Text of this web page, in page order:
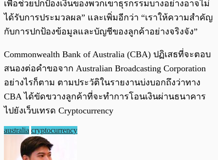
เพื่อช่วยปกป้องเงินของพวกเขาธุรกรรมบางอย่างอาจไม่
ได้รับการประมวลผล” และเพิ่มอีกว่า “เราให้ความสำคัญ
กับการปกป้องข้อมูลและบัญชีของลูกค้าอย่างจริงจัง”
Commonwealth Bank of Australia (CBA) ปฏิเสธที่จะตอบ
สนองต่อคำขอจาก Australian Broadcasting Corporation
อย่างไรก็ตาม ตามประวัติในรายงานบ่งบอกถึงว่าทาง
CBA ได้ขัดขวางลูกค้าที่จะทำการโอนเงินผ่านธนาคาร
ไปยังเว็บเทรด Cryptocurrency
australia cryptocurrency